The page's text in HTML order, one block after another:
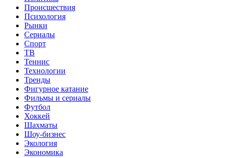
Происшествия
Психология
Рынки
Сериалы
Спорт
ТВ
Теннис
Технологии
Тренды
Фигурное катание
Фильмы и сериалы
Футбол
Хоккей
Шахматы
Шоу-бизнес
Экология
Экономика